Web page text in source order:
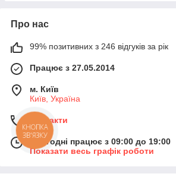
Про нас
99% позитивних з 246 відгуків за рік
Працює з 27.05.2014
м. Київ
Київ, Україна
Контакти
Сьогодні працює з 09:00 до 19:00
Показати весь графік роботи
КНОПКА
ЗВ'ЯЗКУ